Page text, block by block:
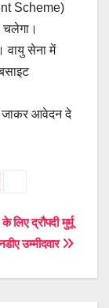
Scheme)
वायु सेना में
जाकर आवेदन दे
लिए द्रौपदी मुर्मू
उम्मीदवार